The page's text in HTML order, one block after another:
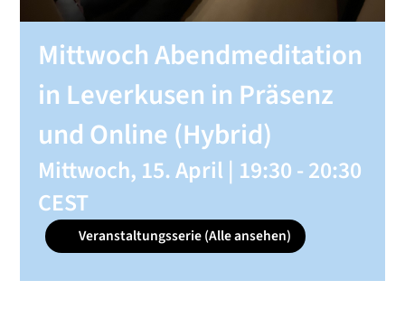
Mittwoch Abendmeditation
in Leverkusen in Präsenz
und Online (Hybrid)
Mittwoch, 15. April | 19:30-20:30
CEST
Veranstaltungsserie(Alle ansehen)